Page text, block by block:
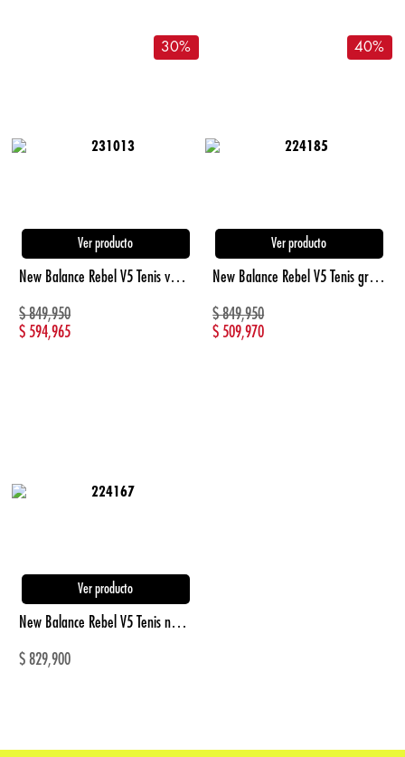
30%
Ver producto
New Balance Rebel V5 Tenis verde de mujer para correr
$849,950
$ 594,965
40%
Ver producto
New Balance Rebel V5 Tenis gris de mujer para correr
$849,950
$ 509,970
Ver producto
New Balance Rebel V5 Tenis negro de mujer para correr
$829,900